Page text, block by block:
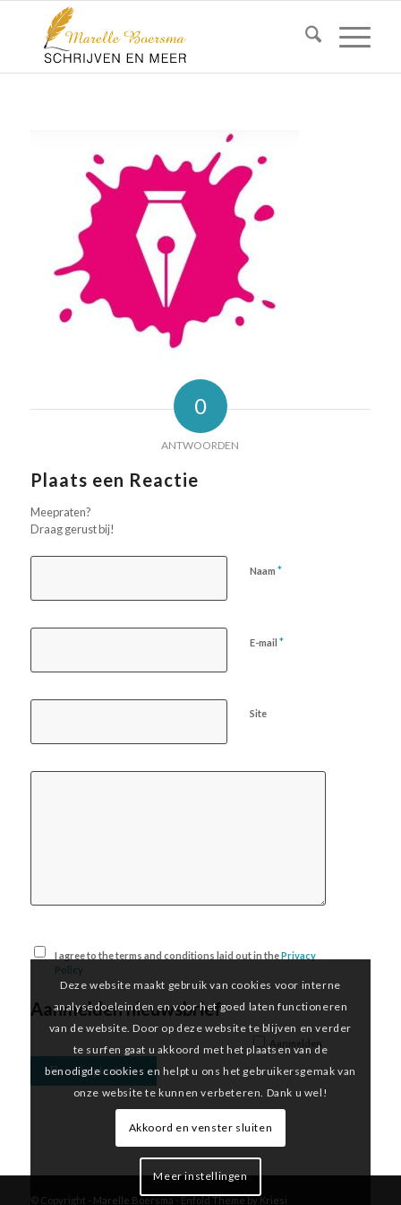
0
ANTWOORDEN
Plaats een Reactie
Meepraten?
Draag gerust bij!
Naam *
E-mail *
Site
I agree to the terms and conditions laid out in thePrivacy
Policy
Aanmelden nieuwsbrief
© Copyright - Marelle Boersma-Enfold Theme by Kriesi
Deze website maakt gebruik van cookies voor interne
analysedoeleinden en voor het goed laten functioneren
van de website. Door op deze website te blijven en verder
te surfen gaat u akkoord met het plaatsen van de
benodigde cookies en helpt u ons het gebruikersgemak van
onze website te kunnen verbeteren. Dank u wel!
Akkoord en venster sluiten
Meer instellingen